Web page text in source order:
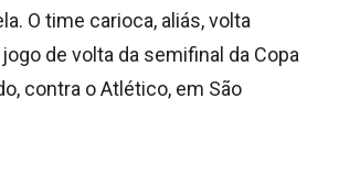
O time carioca, aliás, volta
de volta da semifinal da Copa
contra o Atlético, em São